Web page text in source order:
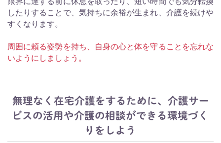
したりすることで、気持ちに余裕が生まれ、介護を続けや
すくなります。
周囲に頼る姿勢を持ち、自身の心と体を守ることを忘れな
いようにしましょう。
無理なく在宅介護をするために、介護サー
ビスの活用や介護の相談ができる環境づく
りをしよう